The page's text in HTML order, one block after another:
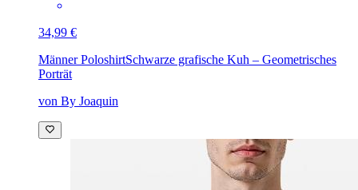
34,99 €
Männer PoloshirtSchwarze grafische Kuh – Geometrisches
Porträt
von By Joaquin